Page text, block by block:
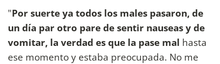
"Por suerte ya todos los males pasaron, de
un día par otro pare de sentir nauseas y de
vomitar, la verdad es que la pase mal hasta
ese momento y estaba preocupada. No me